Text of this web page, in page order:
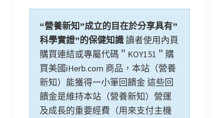
“營養新知”成立的目在於分享具有”
科學實證”的保健知識讀者使用內頁
購買連結或專屬代碼＂KOY151＂購
買美國iHerb.com 商品，本站（營養
新知）能獲得一小筆回饋金 這些回
饋金是維持本站（營養新知）營運
及成長的重要經費（用來支付主機